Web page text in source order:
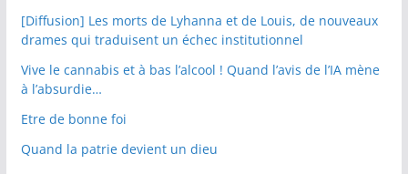
[Diffusion] Les morts de Lyhanna et de Louis, de nouveaux
drames qui traduisent un échec institutionnel
Vive le cannabis et à bas l’alcool ! Quand l’avis de l’IA mène
à l’absurdie…
Etre de bonne foi
Quand la patrie devient un dieu